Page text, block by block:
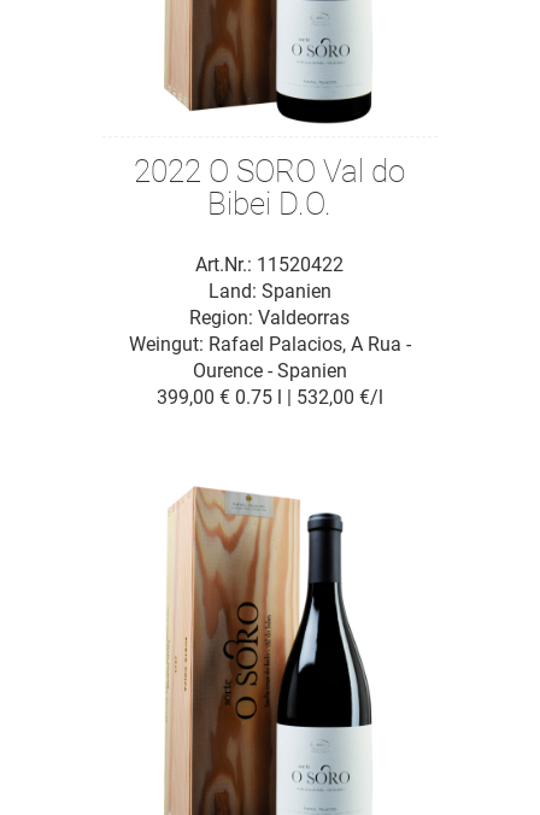
2022 O SORO Val do
Bibei D.O.
Art.Nr.: 11520422
Weingut: Rafael Palacios, A Rua -
Ourence - Spanien
Land: Spanien
Region: Valdeorras
399,00 € 0.75 l | 532,00 €/l